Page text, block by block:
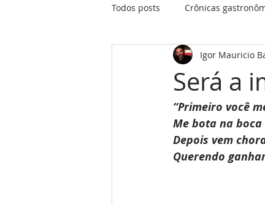
Todos posts Crônicas
Será a
Igor Mauricio
“Primeiro você
Me bota na
Depois vem
Querendo